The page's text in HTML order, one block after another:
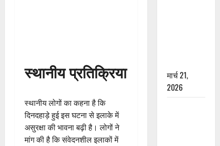
स्थानीय प्रतिक्रिया
स्थानीय लोगों का कहना है कि
दिनदहाड़े हुई इस घटना से इलाके में
असुरक्षा की भावना बढ़ी है। लोगों ने
मांग की है कि संवेदनशील इलाकों में
मार्च 21,
2026